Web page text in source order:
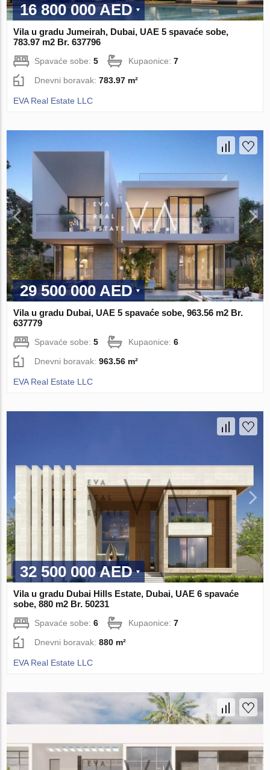
16 800 000 AED
Vila u gradu Jumeirah, Dubai, UAE 5 spavaće sobe,
783.97 m2 Br. 637796
Spavaće sobe:5 Kupaonice:7
Dnevni boravak:783.97 m²
EVA Real Estate LLC
29 500 000 AED
Vila u gradu Dubai, UAE 5 spavaće sobe, 963.56 m2 Br.
637779
Spavaće sobe:5 Kupaonice:6
Dnevni boravak:963.56 m²
EVA Real Estate LLC
32 500 000 AED
Vila u gradu Dubai Hills Estate, Dubai, UAE 6 spavaće
sobe, 880 m2 Br. 50231
Spavaće sobe:6 Kupaonice:7
Dnevni boravak:880 m²
EVA Real Estate LLC